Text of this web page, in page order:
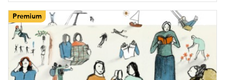
Premium